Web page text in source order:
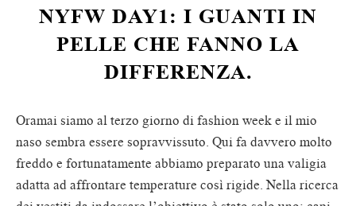
NYFW DAY1: I GUANTI IN
PELLE CHE FANNO LA
DIFFERENZA.
Oramai siamo al terzo giorno di fashion week e il mio
naso sembra essere sopravvissuto. Qui fa davvero molto
freddo e fortunatamente abbiamo preparato una valigia
adatta ad affrontare temperature così rigide. Nella ricerca